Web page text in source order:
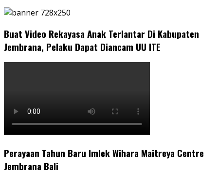
Buat Video Rekayasa Anak Terlantar Di Kabupaten
Jembrana, Pelaku Dapat Diancam UU ITE
Perayaan Tahun Baru Imlek Wihara Maitreya Centre
Jembrana Bali